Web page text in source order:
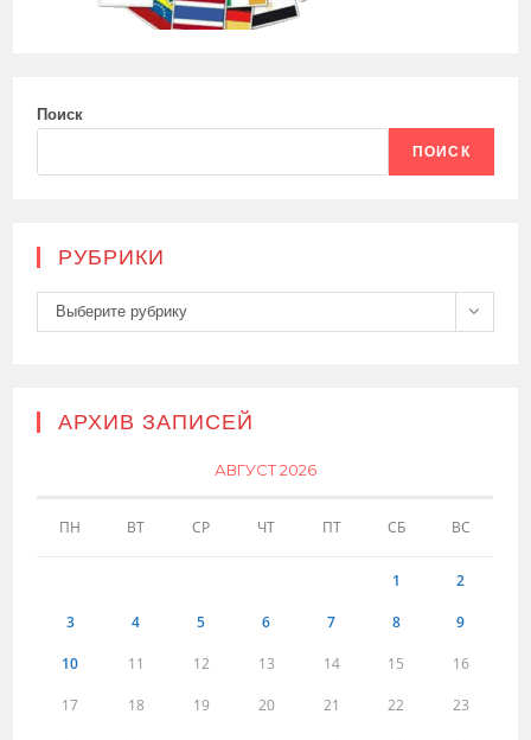
Поиск
ПОИСК
РУБРИКИ
Рубрики
Выберите рубрику
АРХИВ ЗАПИСЕЙ
АВГУСТ 2026
ПН ВТ СР ЧТ ПТ СБ ВС
1 2
3 4 5 6 7 8 9
10 11 12 13 14 15 16
17 18 19 20 21 22 23